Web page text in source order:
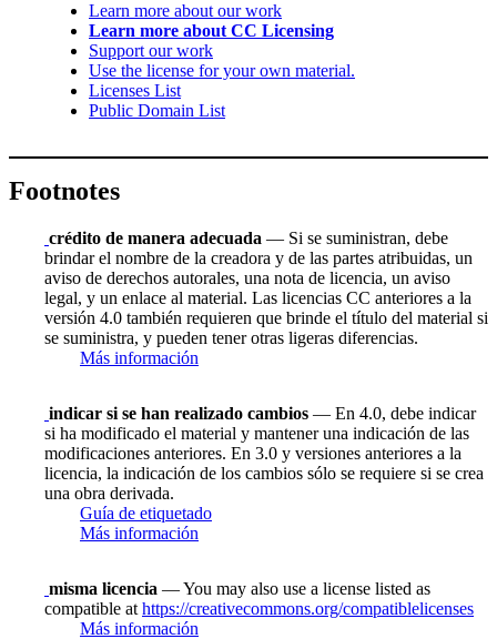
Learn more about our work
Learn more about CC Licensing
Support our work
Use the license for your own material.
Licenses List
Public Domain List
Footnotes
crédito de manera adecuada — Si se suministran, debe
brindar el nombre de la creadora y de las partes atribuidas, un
aviso de derechos autorales, una nota de licencia, un aviso
legal, y un enlace al material. Las licencias CC anteriores a la
versión 4.0 también requieren que brinde el título del material si
se suministra, y pueden tener otras ligeras diferencias.
Más información
indicar si se han realizado cambios — En 4.0, debe indicar
si ha modificado el material y mantener una indicación de las
modificaciones anteriores. En 3.0 y versiones anteriores a la
licencia, la indicación de los cambios sólo se requiere si se crea
una obra derivada.
Guía de etiquetado
Más información
misma licencia — You may also use a license listed as
compatible at https://creativecommons.org/compatiblelicenses
Más información